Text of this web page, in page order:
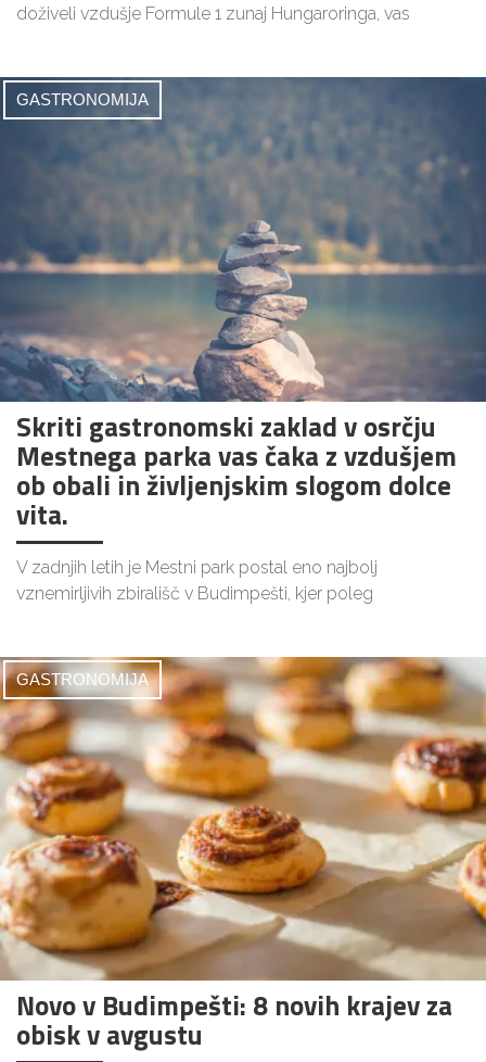
doživeli vzdušje Formule 1 zunaj Hungaroringa, vas
GASTRONOMIJA
Skriti gastronomski zaklad v osrčju
Mestnega parka vas čaka z vzdušjem
ob obali in življenjskim slogom dolce
vita.
V zadnjih letih je Mestni park postal eno najbolj
vznemirljivih zbirališč v Budimpešti, kjer poleg
GASTRONOMIJA
Novo v Budimpešti: 8 novih krajev za
obisk v avgustu